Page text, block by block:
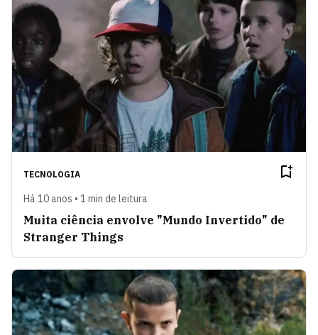
TECNOLOGIA
Há 10 anos • 1 min de leitura
Muita ciência envolve "Mundo Invertido" de
Stranger Things